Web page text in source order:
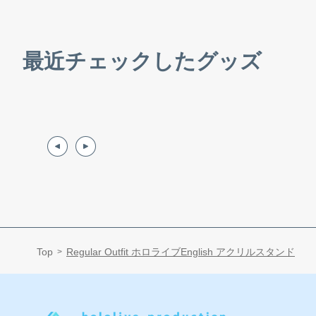
最近チェックしたグッズ
Top Regular Outfit ホロライブEnglish アクリルスタンド